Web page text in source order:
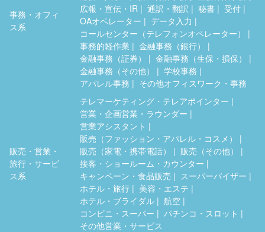
事務・オフィ
ス系
広報・宣伝・IR
通訳・翻訳 秘書
受付
OAオペレーター
データ入力
コールセンター（テレフォンオペレーター）
事務的軽作業
金融事務（銀行）
金融事務（証券）
金融事務（生保・損保）
金融事務（その他）
学校事務
アパレル事務
その他オフィスワーク・事務
販売・営業・
旅行・サービ
ス系
テレマーケティング・テレアポインター
営業・企画営業・ラウンダー
営業アシスタント
販売（ファッション・アパレル・コスメ）
販売（家電・携帯電話）
販売（その他）
接客・ショールーム・カウンター
キャンペーン・食品販売
スーパーバイザー
ホテル・旅行
美容・エステ
ホテル・ブライダル
航空
コンビニ・スーパー
パチンコ・スロット
その他営業・サービス